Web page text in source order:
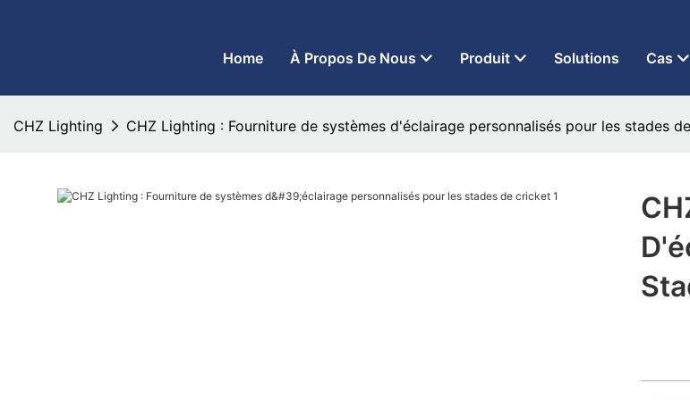
Home À Propos De Nous Produit Solutions Cas
CHZ Lighting CHZ Lighting : Fourniture de systèmes d'éclairage personnalisés pour les stades